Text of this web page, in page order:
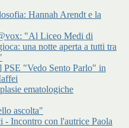
Hannah Arendt e la
"Al Liceo Medi di
una notte aperta a tutti tra
"Vedo Sento Parlo" in
ematologiche
ascolta"
- Incontro con l'autrice Paola